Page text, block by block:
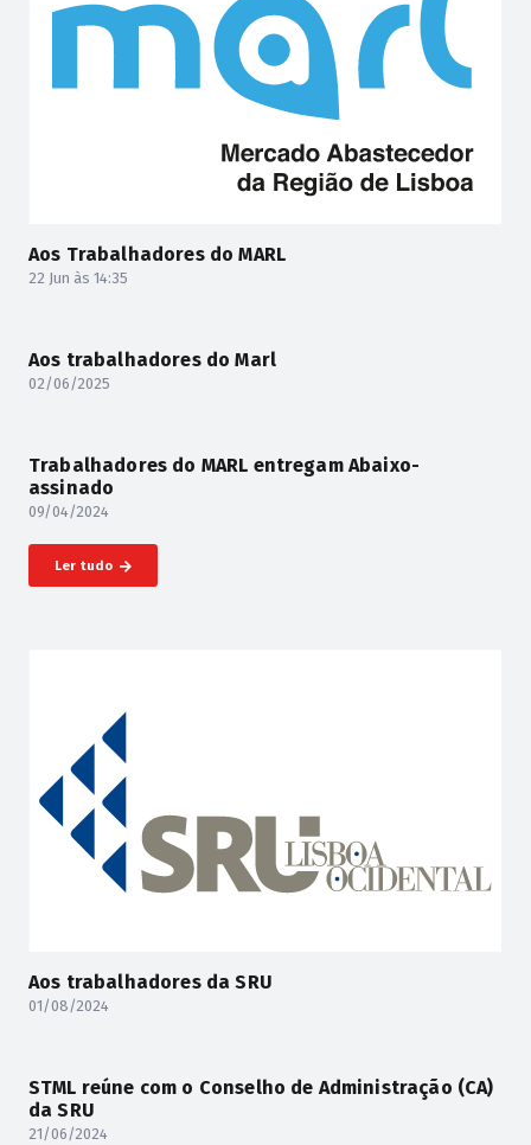
Aos Trabalhadores do MARL
22 Jun às 14:35
Aos trabalhadores do Marl
02/06/2025
Trabalhadores do MARL entregam Abaixo-
assinado
09/04/2024
Ler tudo
Aos trabalhadores da SRU
01/08/2024
STML reúne com o Conselho de Administração (CA)
da SRU
21/06/2024